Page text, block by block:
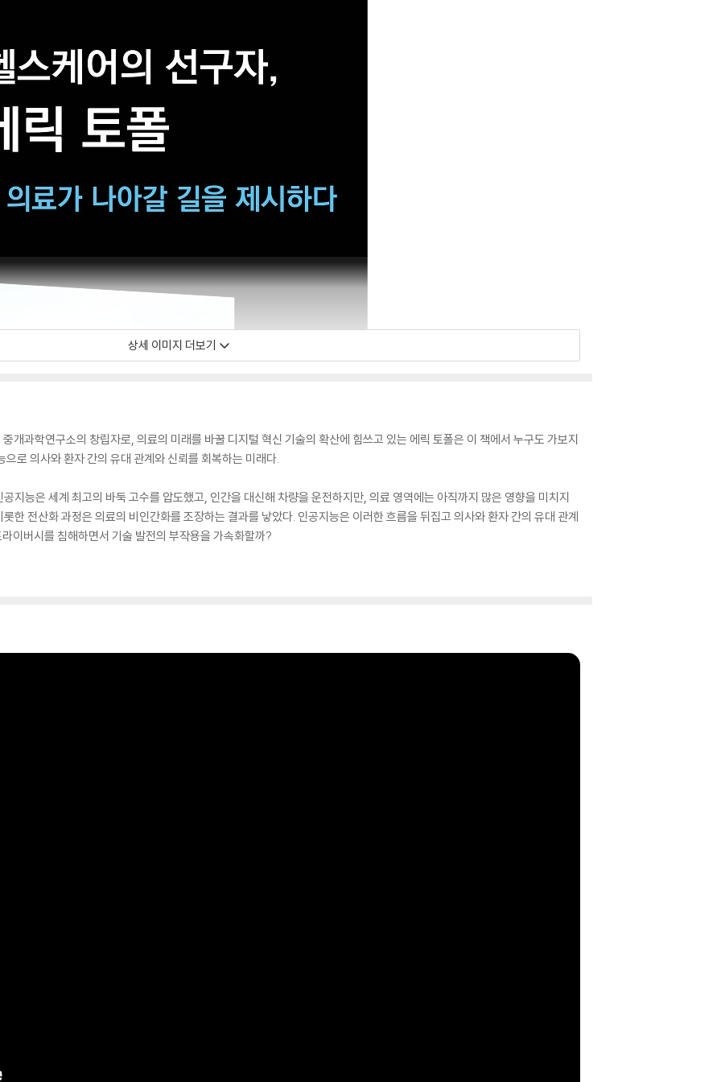
상세 이미지 더보기
개과학연구소의 창립자로, 의료의 미래를 바꿀 디지털 혁신 기술의 확산에 힘쓰고 있는 에릭 토폴은 이 책에서 누구도 가보지
로 의사와 환자 간의 유대 관계와 신뢰를 회복하는 미래다.
지능은 세계 최고의 바둑 고수를 압도했고, 인간을 대신해 차량을 운전하지만, 의료 영역에는 아직까지 많은 영향을 미치지
한 전산화 과정은 의료의 비인간화를 조장하는 결과를 낳았다. 인공지능은 이러한 흐름을 뒤집고 의사와 환자 간의 유대 관계
이버시를 침해하면서 기술 발전의 부작용을 가속화할까?